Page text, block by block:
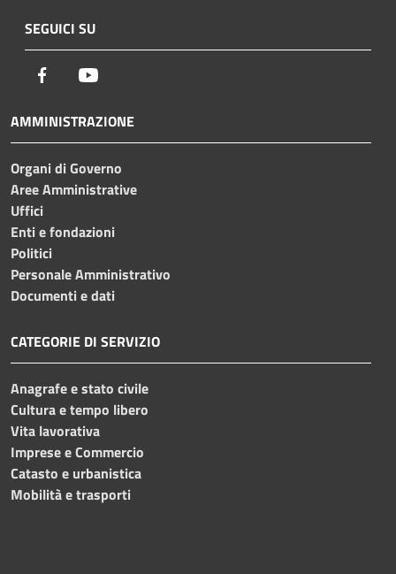
SEGUICI SU
Facebook
AMMINISTRAZIONE
Organi di Governo
Aree Amministrative
Uffici
Enti e fondazioni
Politici
Personale Amministrativo
Documenti e dati
CATEGORIE DI SERVIZIO
Anagrafe e stato civile
Cultura e tempo libero
Vita lavorativa
Imprese e Commercio
Catasto e urbanistica
Mobilità e trasporti